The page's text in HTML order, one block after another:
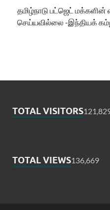
தமிழ்நாடு பட்ஜெட் மக்களின்
செய்யவில்லை -இந்தியக்
TOTAL VISITORS
TOTAL VIEWS136,669